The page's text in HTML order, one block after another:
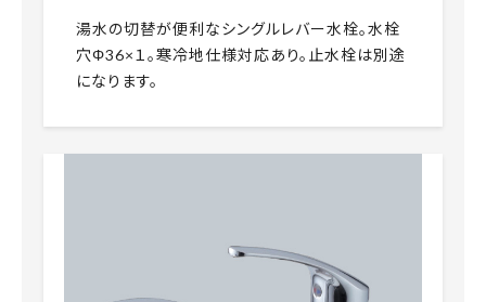
湯水の切替が便利なシングルレバー水栓。水栓
穴Φ36×１。寒冷地仕様対応あり。止水栓は別途
になります。